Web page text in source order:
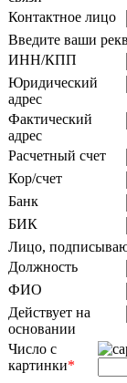
Контактное лицо
Введите ваши
ИНН/КПП
Юридический
адрес
Фактический
адрес
Расчетный счет
Кор/счет
Банк
БИК
Лицо,
Должность
ФИО
Действует на
основании
Число с
картинки*